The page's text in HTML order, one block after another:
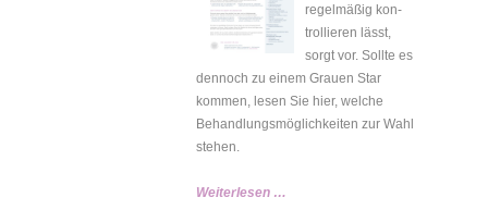
regelmäßig kon-
trollieren lässt,
sorgt vor. Sollte es
dennoch zu einem Grauen Star
kommen, lesen Sie hier, welche
Behandlungsmöglichkeiten zur Wahl
stehen.
Weiterlesen …